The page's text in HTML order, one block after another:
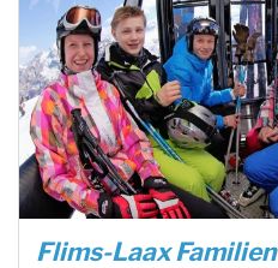
Flims-Laax Familien